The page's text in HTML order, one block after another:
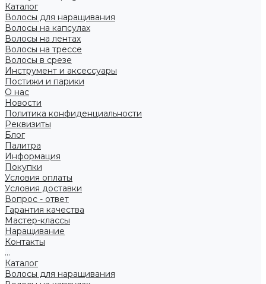
Каталог
Волосы для наращивания
Волосы на капсулах
Волосы на лентах
Волосы на трессе
Волосы в срезе
Инструмент и аксессуары
Постижи и парики
О нас
Новости
Политика конфиденциальности
Реквизиты
Блог
Палитра
Информация
Покупки
Условия оплаты
Условия доставки
Вопрос - ответ
Гарантия качества
Мастер-классы
Наращивание
Контакты
...
Каталог
Волосы для наращивания